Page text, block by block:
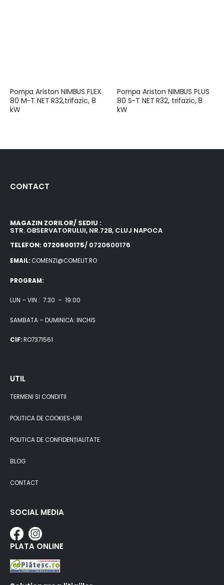
Pompa Ariston NIMBUS FLEX
80 M-T NET R32,trifazic, 8
kW
Pompa Ariston NIMBUS PLUS
80 S-T NET R32, trifazic, 8
kW
CONTACT
MAGAZIN ZORILOR/ SEDIU :
STR. OBSERVATORULUI, NR.72B, CLUJ NAPOCA
TELEFON: 0720600175/ 0720600176
EMAIL:COMENZI@COMELIT.RO
PROGRAM:
LUN – VIN : 7:30 – 19:00
SAMBATA – DUMINICA: INCHIS
CIF:RO7371561
UTIL
TERMENI SI CONDITII
POLITICA DE COOKIES-URI
POLITICA DE CONFIDENȚIALITATE
BLOG
CONTACT
SOCIAL MEDIA
PLATA ONLINE